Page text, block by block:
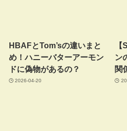
HBAFとTom’sの違いまと
め！ハニーバターアーモン
ドに偽物があるの？
2026-04-20
ン
関